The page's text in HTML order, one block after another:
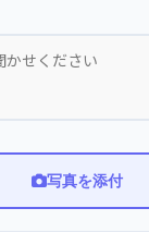
写真を添付